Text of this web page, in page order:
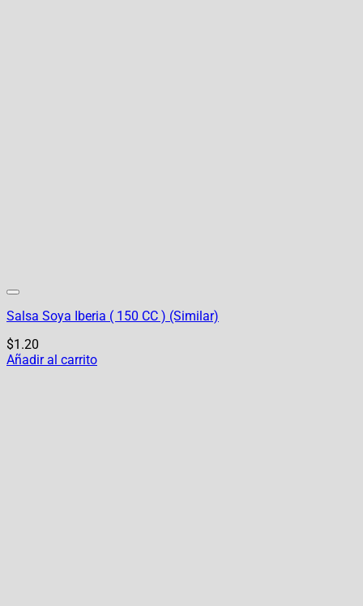
Salsa Soya Iberia ( 150 CC ) (Similar)
$1.20
Añadir al carrito